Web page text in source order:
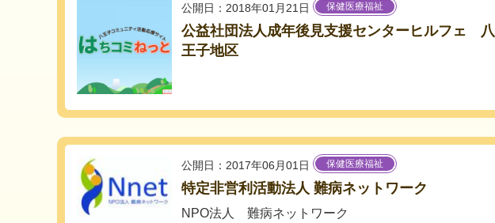
公開日：2018年01月21日 保健医療福祉
公益社団法人成年後見支援センターヒルフェ 八
王子地区
公開日：2017年06月01日 保健医療福祉
特定非営利活動法人 難病ネットワーク
NPO法人 難病ネットワーク